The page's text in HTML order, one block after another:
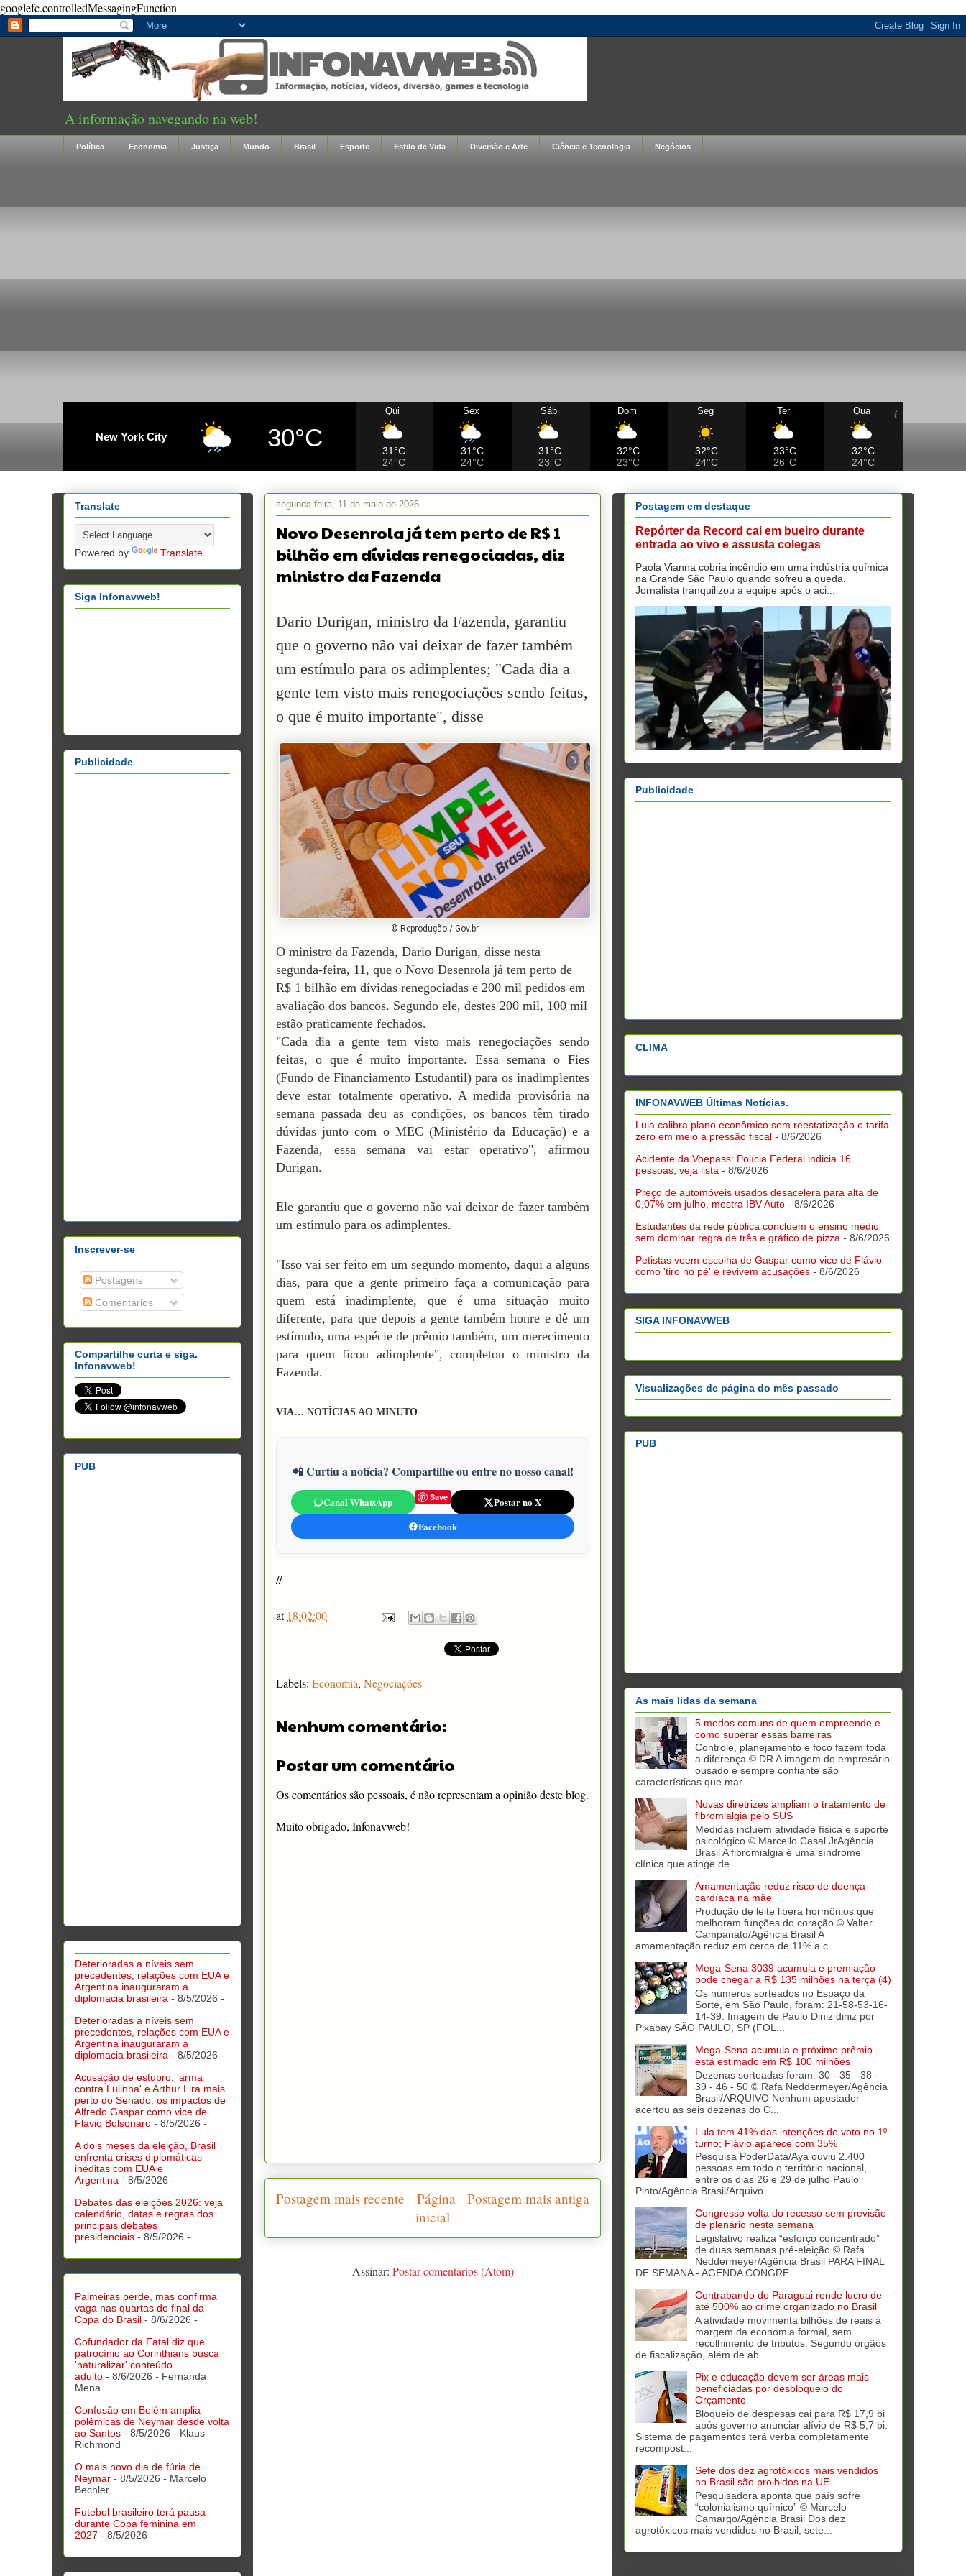
googlefc.controlledMessagingFunction
A informação navegando na web!
Política Economia Justiça Mundo Brasil Esporte Estilo de Vida Diversão e Arte Ciência e Tecnologia Negócios
New York City 30°C
Qui
31°C
24°C
Sex
31°C
24°C
Sáb
31°C
23°C
Dom
32°C
23°C
Seg
32°C
24°C
Ter
33°C
26°C
Qua
32°C
24°C
segunda-feira, 11 de maio de 2026
Novo Desenrola já tem perto de R$ 1
bilhão em dívidas renegociadas, diz
ministro da Fazenda
Dario Durigan, ministro da Fazenda, garantiu
que o governo não vai deixar de fazer também
um estímulo para os adimplentes; "Cada dia a
gente tem visto mais renegociações sendo feitas,
o que é muito importante", disse
© Reprodução / Gov.br
O ministro da Fazenda, Dario Durigan, disse nesta
segunda-feira, 11, que o Novo Desenrola já tem perto de
R$ 1 bilhão em dívidas renegociadas e 200 mil pedidos em
avaliação dos bancos. Segundo ele, destes 200 mil, 100 mil
estão praticamente fechados.
"Cada dia a gente tem visto mais renegociações sendo
feitas, o que é muito importante. Essa semana o Fies
(Fundo de Financiamento Estudantil) para os inadimplentes
deve estar totalmente operativo. A medida provisória na
semana passada deu as condições, os bancos têm tirado
dúvidas junto com o MEC (Ministério da Educação) e a
Fazenda, essa semana vai estar operativo", afirmou
Durigan.
Ele garantiu que o governo não vai deixar de fazer também
um estímulo para os adimplentes.
"Isso vai ser feito em um segundo momento, daqui a alguns
dias, para que a gente primeiro faça a comunicação para
quem está inadimplente, que é uma situação muito
diferente, para que depois a gente também honre e dê um
estímulo, uma espécie de prêmio também, um merecimento
para quem ficou adimplente", completou o ministro da
Fazenda.
VIA… NOTÌCIAS AO MINUTO
📲 Curtiu a notícia? Compartilhe ou entre no nosso canal!
Canal WhatsApp Save
Postar no X
Facebook
//
at 18:02:00
Labels: Economia, Negociações
Nenhum comentário:
Postar um comentário
Os comentários são pessoais, é não representam a opinião deste blog.
Muito obrigado, Infonavweb!
Postagem mais recente Postagem mais antiga
Página
inicial
Assinar: Postar comentários (Atom)
Translate
Powered by Translate
Siga Infonavweb!
Publicidade
Inscrever-se
Postagens
Comentários
Compartilhe curta e siga.
Infonavweb!
PUB
Deterioradas a níveis sem
precedentes, relações com EUA e
Argentina inauguraram a
diplomacia brasileira - 8/5/2026 -
Deterioradas a níveis sem
precedentes, relações com EUA e
Argentina inauguraram a
diplomacia brasileira - 8/5/2026 -
Acusação de estupro, 'arma
contra Lulinha' e Arthur Lira mais
perto do Senado: os impactos de
Alfredo Gaspar como vice de
Flávio Bolsonaro - 8/5/2026 -
A dois meses da eleição, Brasil
enfrenta crises diplomáticas
inéditas com EUA e
Argentina - 8/5/2026 -
Debates das eleições 2026: veja
calendário, datas e regras dos
principais debates
presidenciais - 8/5/2026 -
Palmeiras perde, mas confirma
vaga nas quartas de final da
Copa do Brasil - 8/6/2026 -
Cofundador da Fatal diz que
patrocínio ao Corinthians busca
'naturalizar' conteúdo
adulto - 8/6/2026 - Fernanda
Mena
Confusão em Belém amplia
polêmicas de Neymar desde volta
ao Santos - 8/5/2026 - Klaus
Richmond
O mais novo dia de fúria de
Neymar - 8/5/2026 - Marcelo
Bechler
Futebol brasileiro terá pausa
durante Copa feminina em
2027 - 8/5/2026 -
Postagem em destaque
Repórter da Record cai em bueiro durante
entrada ao vivo e assusta colegas
Paola Vianna cobria incêndio em uma indústria química
na Grande São Paulo quando sofreu a queda.
Jornalista tranquilizou a equipe após o aci...
Publicidade
CLIMA
INFONAVWEB Últimas Notícias.
Lula calibra plano econômico sem reestatização e tarifa
zero em meio a pressão fiscal - 8/6/2026
Acidente da Voepass: Polícia Federal indicia 16
pessoas; veja lista - 8/6/2026
Preço de automóveis usados desacelera para alta de
0,07% em julho, mostra IBV Auto - 8/6/2026
Estudantes da rede pública concluem o ensino médio
sem dominar regra de três e gráfico de pizza - 8/6/2026
Petistas veem escolha de Gaspar como vice de Flávio
como 'tiro no pé' e revivem acusações - 8/6/2026
SIGA INFONAVWEB
Visualizações de página do mês passado
PUB
As mais lidas da semana
5 medos comuns de quem empreende e
como superar essas barreiras
Controle, planejamento e foco fazem toda
a diferença © DR A imagem do empresário
ousado e sempre confiante são
características que mar...
Novas diretrizes ampliam o tratamento de
fibromialgia pelo SUS
Medidas incluem atividade física e suporte
psicológico © Marcello Casal JrAgência
Brasil A fibromialgia é uma síndrome
clínica que atinge de...
Amamentação reduz risco de doença
cardíaca na mãe
Produção de leite libera hormônios que
melhoram funções do coração © Valter
Campanato/Agência Brasil A
amamentação reduz em cerca de 11% a c...
Mega-Sena 3039 acumula e premiação
pode chegar a R$ 135 milhões na terça (4)
Os números sorteados no Espaço da
Sorte, em São Paulo, foram: 21-58-53-16-
14-39. Imagem de Paulo Diniz diniz por
Pixabay SÃO PAULO, SP (FOL...
Mega-Sena acumula e próximo prêmio
está estimado em R$ 100 milhões
Dezenas sorteadas foram: 30 - 35 - 38 -
39 - 46 - 50 © Rafa Neddermeyer/Agência
Brasil/ARQUIVO Nenhum apostador
acertou as seis dezenas do C...
Lula tem 41% das intenções de voto no 1º
turno; Flávio aparece com 35%
Pesquisa PoderData/Aya ouviu 2.400
pessoas em todo o território nacional,
entre os dias 26 e 29 de julho Paulo
Pinto/Agência Brasil/Arquivo ...
Congresso volta do recesso sem previsão
de plenário nesta semana
Legislativo realiza “esforço concentrado”
de duas semanas pré-eleição © Rafa
Neddermeyer/Agência Brasil PARA FINAL
DE SEMANA - AGENDA CONGRE...
Contrabando do Paraguai rende lucro de
até 500% ao crime organizado no Brasil
A atividade movimenta bilhões de reais à
margem da economia formal, sem
recolhimento de tributos. Segundo órgãos
de fiscalização, além de ab...
Pix e educação devem ser áreas mais
beneficiadas por desbloqueio do
Orçamento
Bloqueio de despesas cai para R$ 17,9 bi
após governo anunciar alívio de R$ 5,7 bi.
Sistema de pagamentos terá verba completamente
recompost...
Sete dos dez agrotóxicos mais vendidos
no Brasil são proibidos na UE
Pesquisadora aponta que país sofre
“colonialismo químico” © Marcelo
Camargo/Agência Brasil Dos dez
agrotóxicos mais vendidos no Brasil, sete...